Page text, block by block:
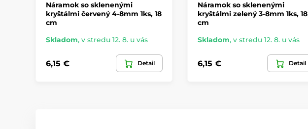
Náramok so sklenenými
kryštálmi červený 4-8mm 1ks, 18
cm
Skladom, v stredu 12. 8. u vás
6,15 € Detail
Náramok so sklenenými
kryštálmi zelený 3-8mm 1ks, 18
cm
Skladom, v stredu 12. 8. u vás
6,15 € Detail